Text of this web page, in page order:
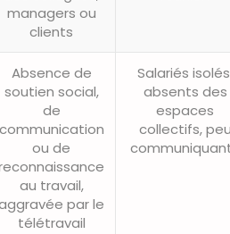
managers ou
clients
Absence de
soutien social,
de
communication
ou de
au travail,
par le
télétravail
Salariés
absents des
espaces
collectifs,